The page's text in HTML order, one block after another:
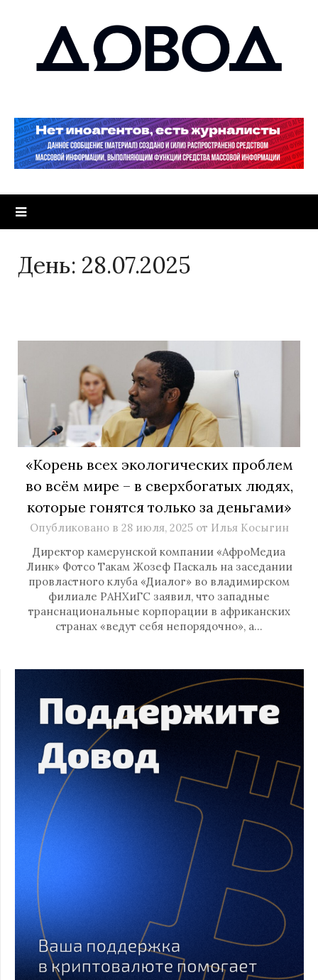
День: 28.07.2025
«Корень всех экологических проблем
во всём мире – в сверхбогатых людях,
которые гонятся только за деньгами»
Опубликовано в 28 июля, 2025от Илья Косыгин
Директор камерунской компании «АфроМедиа
Линк» Фотсо Такам Жозеф Паскаль на заседании
провластного клуба «Диалог» во владимирском
филиале РАНХиГС заявил, что западные
транснациональные корпорации в африканских
странах «ведут себя непорядочно», а…